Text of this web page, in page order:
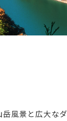
風景と広大なダ